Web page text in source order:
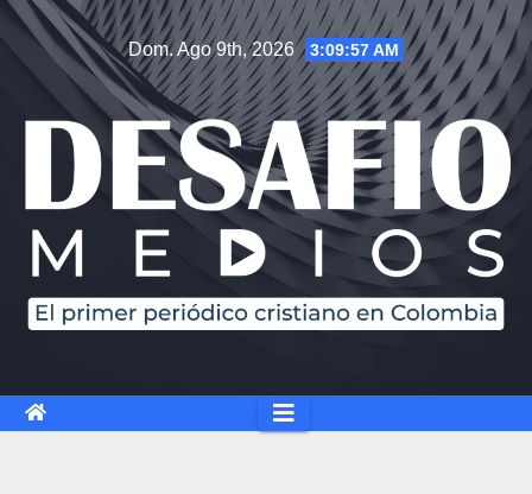
Dom. Ago 9th, 2026 3:09:58 AM